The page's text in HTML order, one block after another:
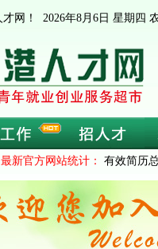
网！ 2026年8月6日 星期四
最新官方网站统计： 有效简历